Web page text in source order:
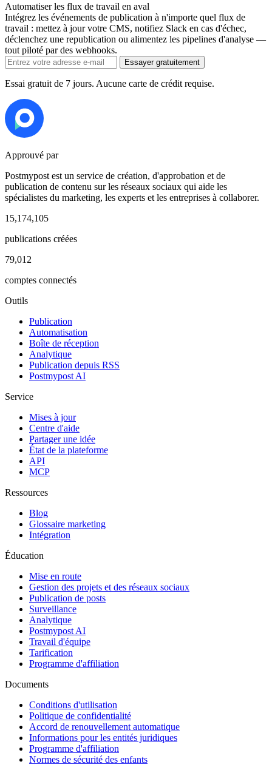
Automatiser les flux de travail en aval
Intégrez les événements de publication à n'importe quel flux de
travail : mettez à jour votre CMS, notifiez Slack en cas d'échec,
déclenchez une republication ou alimentez les pipelines d'analyse —
tout piloté par des webhooks.
Essayer gratuitement
Essai gratuit de 7 jours. Aucune carte de crédit requise.
Approuvé par
Postmypost est un service de création, d'approbation et de
publication de contenu sur les réseaux sociaux qui aide les
spécialistes du marketing, les experts et les entreprises à collaborer.
15,174,105
publications créées
79,012
comptes connectés
Outils
Publication
Automatisation
Boîte de réception
Analytique
Publication depuis RSS
Postmypost AI
Service
Mises à jour
Centre d'aide
Partager une idée
État de la plateforme
API
MCP
Ressources
Blog
Glossaire marketing
Intégration
Éducation
Mise en route
Gestion des projets et des réseaux sociaux
Publication de posts
Surveillance
Analytique
Postmypost AI
Travail d'équipe
Tarification
Programme d'affiliation
Documents
Conditions d'utilisation
Politique de confidentialité
Accord de renouvellement automatique
Informations pour les entités juridiques
Programme d'affiliation
Normes de sécurité des enfants